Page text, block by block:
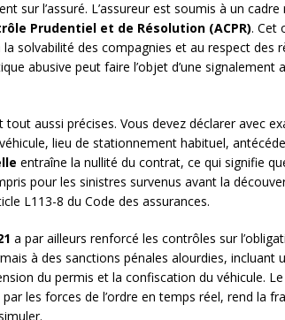
sur l’assuré. L’assureur est soumis à un
Prudentiel et de Résolution (ACPR). Cet
solvabilité des compagnies et au respect des
abusive peut faire l’objet d’une signalement
tout aussi précises. Vous devez déclarer avec
lieu de stationnement habituel,
entraîne la nullité du contrat, ce qui signifie
pour les sinistres survenus avant la
L113-8 du Code des assurances.
a par ailleurs renforcé les contrôles sur
à des sanctions pénales alourdies, incluant
du permis et la confiscation du véhicule. Le
les forces de l’ordre en temps réel, rend la